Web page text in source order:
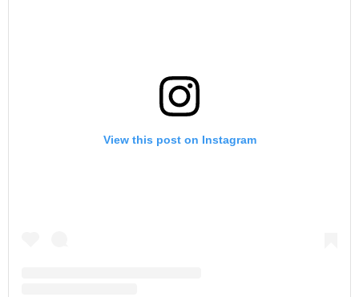
View this post on Instagram